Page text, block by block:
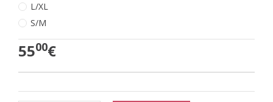
L/XL
S/M
5500€